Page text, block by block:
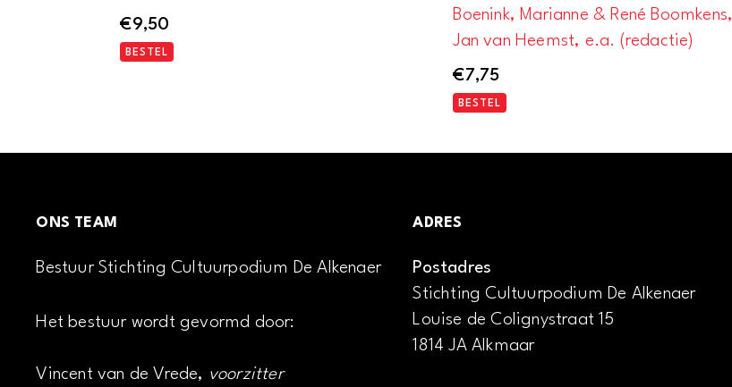
€9,50
BESTEL
Boenink, Marianne & René Boomkens,
Jan van Heemst, e.a. (redactie)
€7,75
BESTEL
ONS TEAM
Bestuur Stichting Cultuurpodium De Alkenaer
Het bestuur wordt gevormd door:
Vincent van de Vrede, voorzitter
ADRES
Postadres
Stichting Cultuurpodium De Alkenaer
Louise de Colignystraat 15
1814 JA Alkmaar